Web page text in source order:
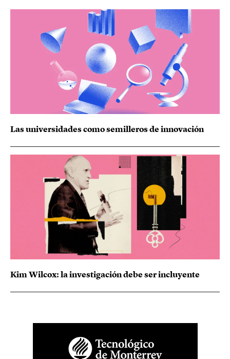
Las universidades como semilleros de innovación
Kim Wilcox: la investigación debe ser incluyente